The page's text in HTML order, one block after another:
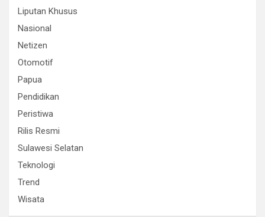
Liputan Khusus
Nasional
Netizen
Otomotif
Papua
Pendidikan
Peristiwa
Rilis Resmi
Sulawesi Selatan
Teknologi
Trend
Wisata